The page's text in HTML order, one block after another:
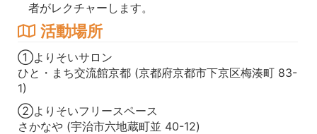
者がレクチャーします。
活動場所
①よりそいサロン
ひと・まち交流館京都 (京都府京都市下京区梅湊町 83-
1)
②よりそいフリースペース
さかなや (宇治市六地蔵町並 40-12)